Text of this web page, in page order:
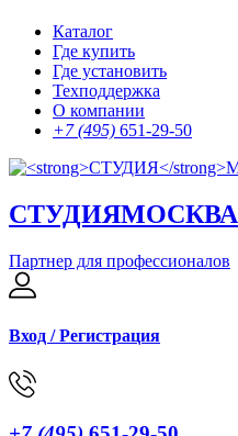
Каталог
Где купить
Где установить
Техподдержка
О компании
+7 (495) 651-29-50
СТУДИЯМОСКВА
Партнер для профессионалов
Вход / Регистрация